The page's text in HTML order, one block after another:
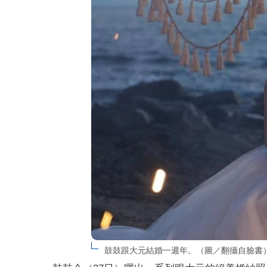
鼓鼓跟大元結婚一週年。（圖／翻攝自臉書